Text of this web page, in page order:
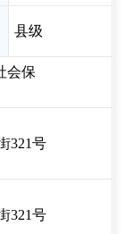
县级
会保
321号
321号